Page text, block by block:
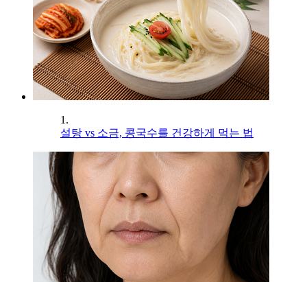
1.
설탕 vs 소금, 콩국수를 건강하게 먹는 법